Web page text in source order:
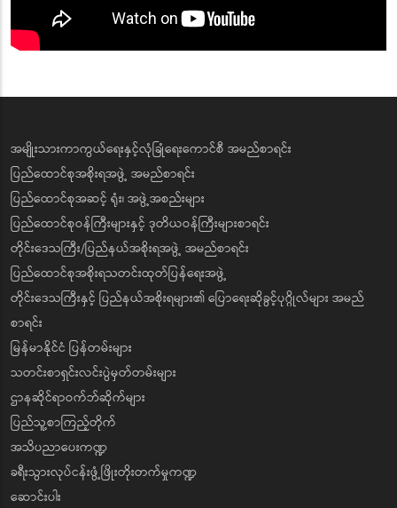
အမျိုးသားကာကွယ်ရေးနှင့်လုံခြုံရေးကောင်စီ အမည်စာရင်း
ပြည်ထောင်စုအစိုးရအဖွဲ့ အမည်စာရင်း
ပြည်ထောင်စုအဆင့် ရုံး၊ အဖွဲ့အစည်းများ
ပြည်ထောင်စုဝန်ကြီးများနှင့် ဒုတိယဝန်ကြီးများစာရင်း
တိုင်းဒေသကြီး/ပြည်နယ်အစိုးရအဖွဲ့ အမည်စာရင်း
ပြည်ထောင်စုအစိုးရသတင်းထုတ်ပြန်ရေးအဖွဲ့
တိုင်းဒေသကြီးနှင့် ပြည်နယ်အစိုးရများ၏ ပြောရေးဆိုခွင့်ပုဂ္ဂိုလ်များ အမည်
စာရင်း
မြန်မာနိုင်ငံ ပြန်တမ်းများ
သတင်းစာရှင်းလင်းပွဲမှတ်တမ်းများ
ဌာနဆိုင်ရာဝက်ဘ်ဆိုက်များ
ပြည်သူ့စာကြည့်တိုက်
အသိပညာပေးကဏ္ဍ
ခရီးသွားလုပ်ငန်းဖွံ့ဖြိုးတိုးတက်မှုကဏ္ဍ
ဆောင်းပါး